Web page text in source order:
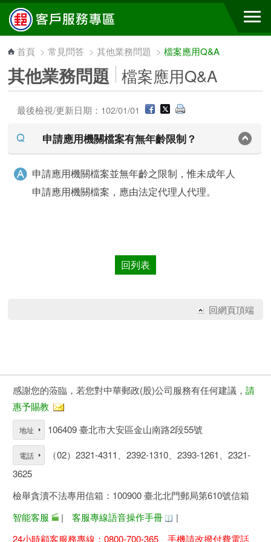
跳到主要內容區塊
首頁 >常見問答 >其他業務問題 >檔案應用Q&A
其他業務問題 檔案應用Q&A
最後檢視/更新日期：102/01/01
申請應用機關檔案有無年齡限制？
申請應用機關檔案並無年齡之限制，惟未成年人
申請應用機關檔案，應由法定代理人代理。
回列表
回網頁頂端
感謝您的蒞臨，若您對中華郵政(股)公司服務有任何建議， 請
惠予賜教
地址 106409 臺北市大安區金山南路2段55號
電話
（02）2321-4311、2392-1310、2393-1261、2321-
3625
檢舉貪瀆不法專用信箱：100900 臺北北門郵局第610號信箱
智能客服
| 客服專線語音操作手冊
|
24小時顧客服務專線：0800-700-365、手機請改撥付費電話